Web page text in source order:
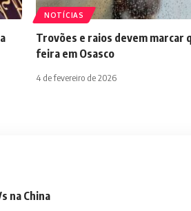
NOTÍCIAS
Trovões e raios devem marcar
feira em Osasco
4 de fevereiro de 2026
na China